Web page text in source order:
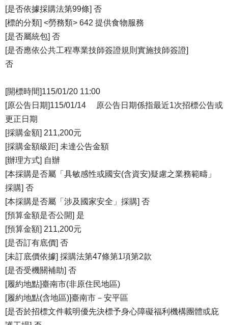
[是否依據採購法第99條] 否
[標的分類] <勞務類> 642 提供食物服務
[是否屬統包] 否
[是否應依公共工程專業技師簽證規則實施技師簽證]
否
[開標時間]115/01/20 11:00
[原公告日期]115/01/14 原公告日期係指最近1次招標公告或
更正日期
[採購金額] 211,200元
[採購金額級距] 未達公告金額
[辦理方式] 自辦
[本採購是否屬「具敏感性或國安(含資安)疑慮之業務範疇」
採購] 否
[本採購是否屬「涉及國家安全」採購] 否
[預算金額是否公開] 是
[預算金額] 211,200元
[是否訂有底價] 否
[未訂底價依據] 採購法第47條第1項第2款
[是否受機關補助] 否
[履約地點]臺南市(非原住民地區)
[履約地點(含地區)]臺南市－安平區
[是否於招標文件載明優先決標予身心障礙福利機構團體或庇